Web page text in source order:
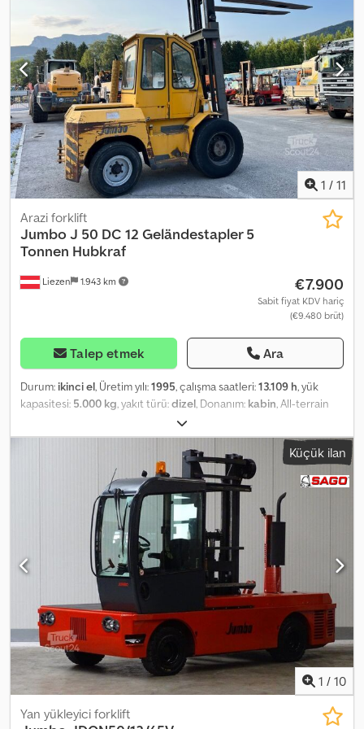
yüksekliği: 1050 mm - Motor: GM V6 4.3l - LSP 0.7 Dcsdey E Ahnspfx
Am Ujk Ref: ANL1060421
1 / 11
Liezen 1.943 km
Arazi forklift
JumboJ 50 DC 12 Geländestapler 5
Tonnen Hubkraf
€7.900
Sabit fiyat KDV hariç
(€9.480 brüt)
Talep etmek Ara
Durum: ikinci el, Üretim yılı:1995, çalışma saatleri:13.109 h, yük
kapasitesi: 5.000 kg , yakıt türü:dizel , Donanım: kabin , All-terrain
forklift Jumbo J 50 DC 12 Own weight: 8,400 kg Lifting capacity:
5,000 kg Condition: Lift cylinders lose pressure slightly, otherwise
in very good condition and ready for operation. Dcedpetwiaajfx
Küçük ilan
1 / 10
Yan yükleyici forklift